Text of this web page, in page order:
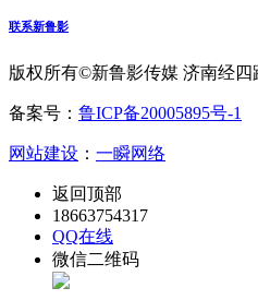
联系新鲁影
版权所有©新鲁影传媒 济南经
备案号： 鲁ICP备20005895号-1
网站建设 ： 一瞬网络
返回顶部
18663754317
QQ在线
微信二维码